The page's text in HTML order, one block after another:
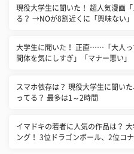
現役大学生に聞いた！ 超人気漫画
る？ →NOが8割近くに「興味ない」
大学生に聞いた！ 正直……「大人っ
間体を気にしすぎ」「マナー悪い」
スマホ依存は？ 現役大学生に聞い
ってる？ 最多は1～2時間
イマドキの若者に人気の作品は？
ング！ 3位ドラゴンボール、2位コ